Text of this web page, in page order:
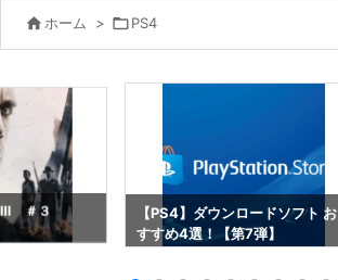
 ホーム > PS4
Ⅲ ＃３
【PS4】ダウンロードソフト お
すすめ4選！【第7弾】